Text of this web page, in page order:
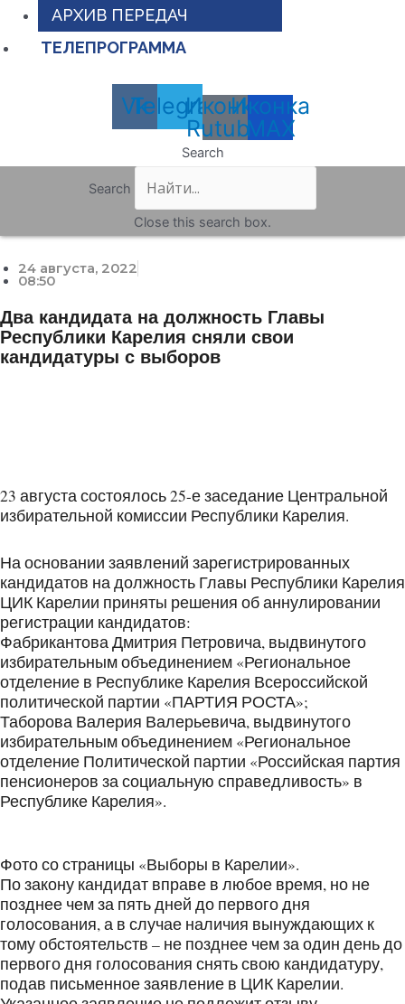
АРХИВ ПЕРЕДАЧ
ТЕЛЕПРОГРАММА
Vk
Telegram
Иконка
Rutube
Иконка
MAX
Search
Search
Close this search box.
24 августа, 2022
08:50
Два кандидата на должность Главы
Республики Карелия сняли свои
кандидатуры с выборов
23 августа состоялось 25-е заседание Центральной
избирательной комиссии Республики Карелия.
На основании заявлений зарегистрированных
кандидатов на должность Главы Республики Карелия
ЦИК Карелии приняты решения об аннулировании
регистрации кандидатов:
Фабрикантова Дмитрия Петровича, выдвинутого
избирательным объединением «Региональное
отделение в Республике Карелия Всероссийской
политической партии «ПАРТИЯ РОСТА»;
Таборова Валерия Валерьевича, выдвинутого
избирательным объединением «Региональное
отделение Политической партии «Российская партия
пенсионеров за социальную справедливость» в
Республике Карелия».
Фото со страницы «Выборы в Карелии».
По закону кандидат вправе в любое время, но не
позднее чем за пять дней до первого дня
голосования, а в случае наличия вынуждающих к
тому обстоятельств – не позднее чем за один день до
первого дня голосования снять свою кандидатуру,
подав письменное заявление в ЦИК Карелии.